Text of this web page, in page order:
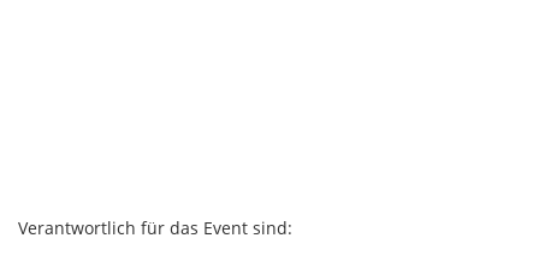
Verantwortlich für das Event sind: